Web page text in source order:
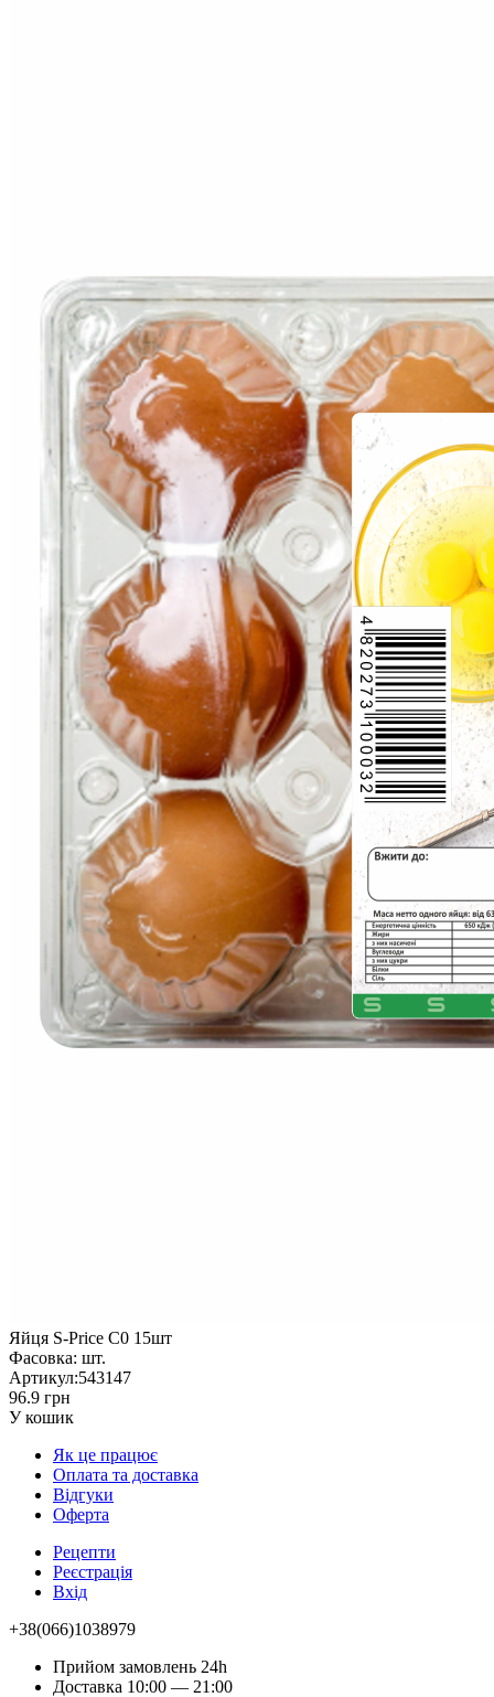
Яйця S-Price С0 15шт
Фасовка: шт.
Артикул:543147
96.9 грн
У кошик
Як це працює
Оплата та доставка
Відгуки
Оферта
Рецепти
Реєстрація
Вхід
+38(066)1038979
Прийом замовлень 24h
Доставка 10:00 — 21:00